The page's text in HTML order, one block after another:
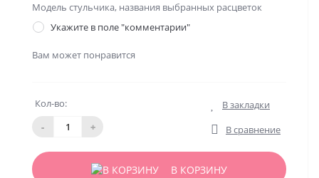
Модель стульчика, названия выбранных расцветок
Укажите в поле "комментарии"
Вам может понравится
Кол-во:
-
+
В закладки
В сравнение
В КОРЗИНУ